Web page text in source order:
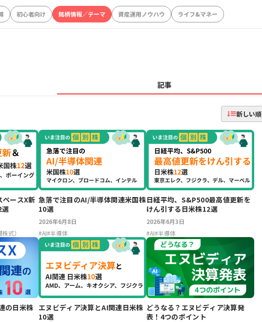
初心者向け 銘柄情報／テーマ 資産運用ノウハウ ライフ&マネー
記事
新しい順
ペースX新
選
式）
急落で注目のAI/半導体関連米国株
10選
2026年6月8日
#AI#半導体
日経平均、S&P500最高値更新を
けん引する日米株12選
2026年6月3日
#AI#半導体
の日米株 エヌビディア決算とAI関連日米株
10選
どうなる？エヌビディア決算発
表！4つのポイント